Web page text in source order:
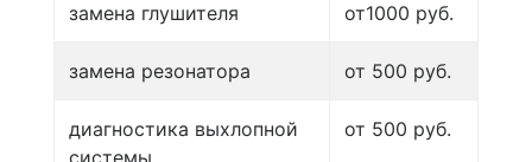
замена глушителя от1000 руб.
замена резонатора от 500 руб.
диагностика выхлопной
от 500 руб.